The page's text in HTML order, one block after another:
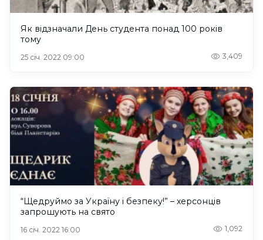
Як відзначали День студента понад 100 років
тому
25 січ. 2022 09:00 3,409
“Щедруймо за Україну і безпеку!” – херсонців
запрошують на свято
16 січ. 2022 16:00 1,092